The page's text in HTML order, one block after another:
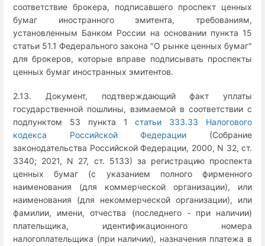
соответствие брокера, подписавшего проспект ценных
бумаг иностранного эмитента, требованиям,
установленным Банком России на основании пункта 15
статьи 51.1 Федерального закона "О рынке ценных бумаг"
для брокеров, которые вправе подписывать проспекты
ценных бумаг иностранных эмитентов.
2.13. Документ, подтверждающий факт уплаты
государственной пошлины, взимаемой в соответствии с
подпунктом 53 пункта 1статьи 333.33 Налогового
кодекса Российской Федерации (Собрание
законодательства Российской Федерации, 2000, N 32, ст.
3340; 2021, N 27, ст. 5133) за регистрацию проспекта
ценных бумаг (с указанием полного фирменного
наименования (для коммерческой организации), или
наименования (для некоммерческой организации), или
фамилии, имени, отчества (последнего - при наличии)
плательщика, идентификационного номера
налогоплательщика (при наличии), назначения платежа в